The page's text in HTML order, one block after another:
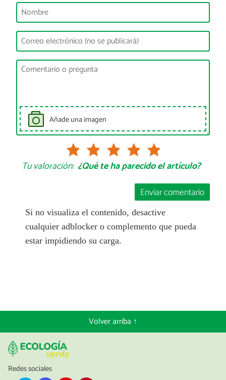
Añade una imagen
Tu valoración: ¿Qué te ha parecido el artículo?
Enviar comentario
Si no visualiza el contenido, desactive
cualquier adblocker o complemento que pueda
estar impidiendo su carga.
Volver arriba ↑
Redes sociales